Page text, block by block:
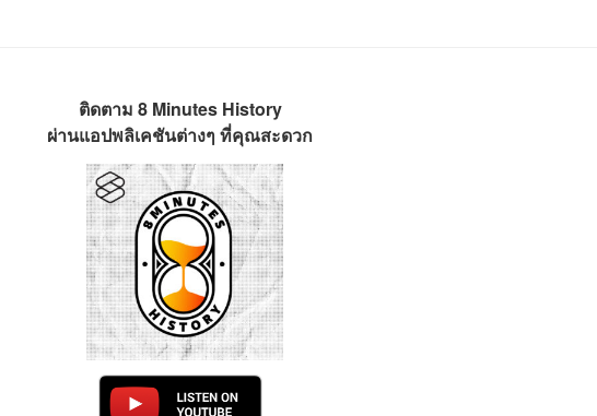
ติดตาม 8 Minutes History
ผ่านแอปพลิเคชันต่างๆ ที่คุณสะดวก